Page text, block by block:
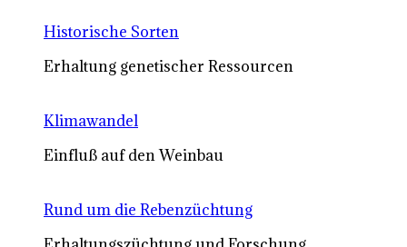
Historische Sorten
Erhaltung genetischer Ressourcen
Klimawandel
Einfluß auf den Weinbau
Rund um die Rebenzüchtung